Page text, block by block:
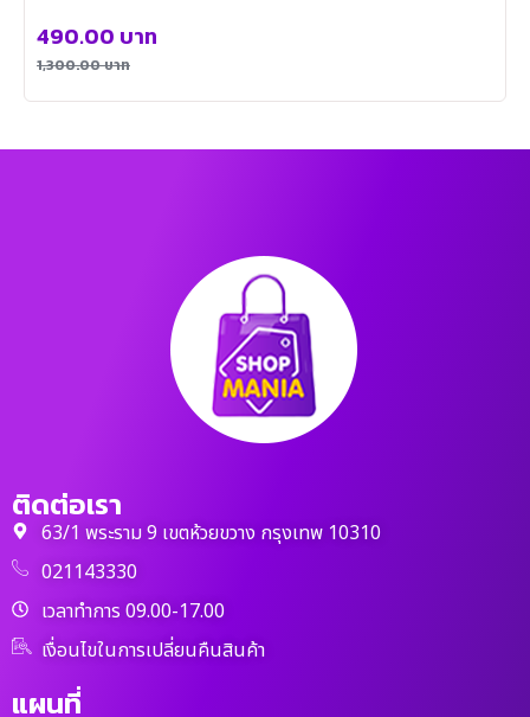
1,300.00บาท
490.00 บาท
ติดต่อเรา
63/1 พระราม 9 เขตห้วยขวาง กรุงเทพ 10310
021143330
เวลาทำการ 09.00-17.00
เงื่อนไขในการเปลี่ยนคืนสินค้า
แผนที่